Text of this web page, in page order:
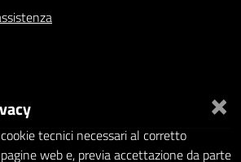
×
tecnici necessari al corretto
web e, previa accettazione da parte